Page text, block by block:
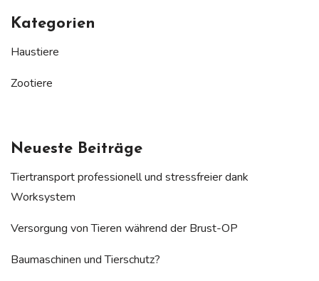
Kategorien
Haustiere
Zootiere
Neueste Beiträge
Tiertransport professionell und stressfreier dank
Worksystem
Versorgung von Tieren während der Brust-OP
Baumaschinen und Tierschutz?